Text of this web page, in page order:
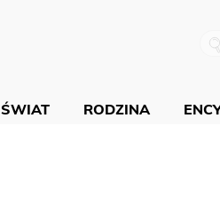
ŚWIAT RODZINA